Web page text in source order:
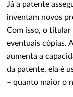
Já a patente
inventam novos
Com isso, o
eventuais cópias.
aumenta a
da patente, ela é
– quanto maior o